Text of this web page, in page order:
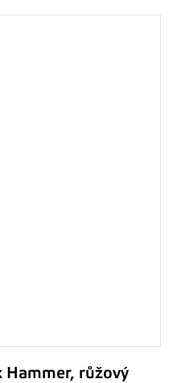
Hammer, růžový